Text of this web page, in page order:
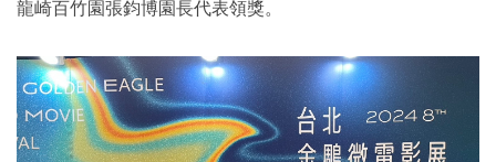
龍崎百竹園張鈞博園長代表領獎。